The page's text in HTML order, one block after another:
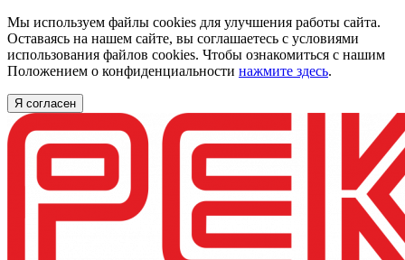
Мы используем файлы cookies для улучшения работы сайта.
Оставаясь на нашем сайте, вы соглашаетесь с условиями
использования файлов cookies. Чтобы ознакомиться с нашим
Положением о конфиденциальности нажмите здесь.
Я согласен